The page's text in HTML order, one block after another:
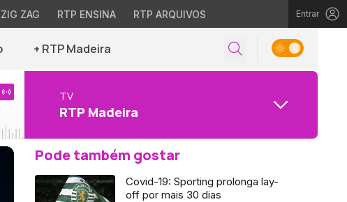
ZAG RTP ENSINA RTP ARQUIVOS Entrar
+ RTP Madeira
TV
RTP Madeira
Pode também gostar
Covid-19: Sporting prolonga lay-
off por mais 30 dias